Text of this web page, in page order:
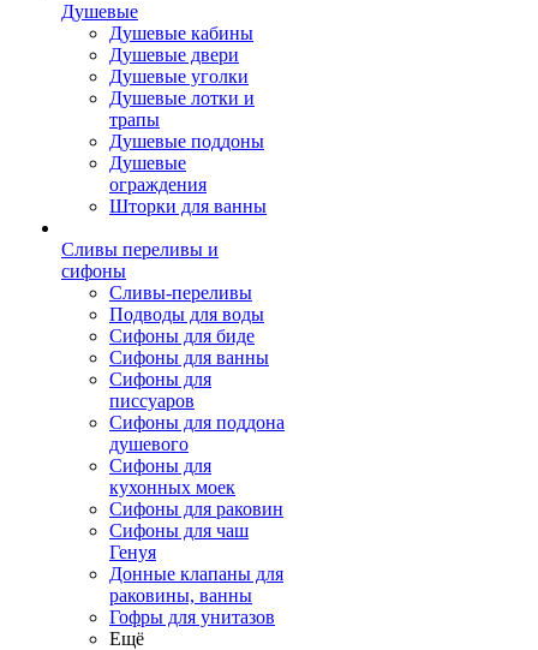
Душевые
Душевые кабины
Душевые двери
Душевые уголки
Душевые лотки и
трапы
Душевые поддоны
Душевые
ограждения
Шторки для ванны
Сливы переливы и
сифоны
Сливы-переливы
Подводы для воды
Сифоны для биде
Сифоны для ванны
Сифоны для
писсуаров
Сифоны для поддона
душевого
Сифоны для
кухонных моек
Сифоны для раковин
Сифоны для чаш
Генуя
Донные клапаны для
раковины, ванны
Гофры для унитазов
Ещё